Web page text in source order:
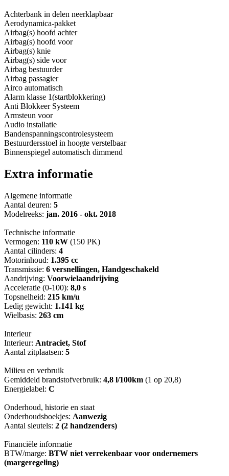
Achterbank in delen neerklapbaar
Aerodynamica-pakket
Airbag(s) hoofd achter
Airbag(s) hoofd voor
Airbag(s) knie
Airbag(s) side voor
Airbag bestuurder
Airbag passagier
Airco automatisch
Alarm klasse 1(startblokkering)
Anti Blokkeer Systeem
Armsteun voor
Audio installatie
Bandenspanningscontrolesysteem
Bestuurdersstoel in hoogte verstelbaar
Binnenspiegel automatisch dimmend
Extra informatie
Algemene informatie
Aantal deuren: 5
Modelreeks: jan. 2016 - okt. 2018
Technische informatie
Vermogen: 110 kW (150 PK)
Aantal cilinders: 4
Motorinhoud: 1.395 cc
Transmissie: 6 versnellingen, Handgeschakeld
Aandrijving: Voorwielaandrijving
Acceleratie (0-100): 8,0 s
Topsnelheid: 215 km/u
Ledig gewicht: 1.141 kg
Wielbasis: 263 cm
Interieur
Interieur: Antraciet, Stof
Aantal zitplaatsen: 5
Milieu en verbruik
Gemiddeld brandstofverbruik: 4,8 l/100km (1 op 20,8)
Energielabel: C
Onderhoud, historie en staat
Onderhoudsboekjes: Aanwezig
Aantal sleutels: 2 (2 handzenders)
Financiële informatie
BTW/marge: BTW niet verrekenbaar voor ondernemers
(margeregeling)